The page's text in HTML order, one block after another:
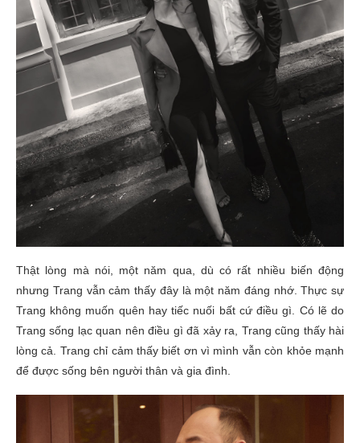
Thật lòng mà nói, một năm qua, dù có rất nhiều biến động
nhưng Trang vẫn cảm thấy đây là một năm đáng nhớ. Thực sự
Trang không muốn quên hay tiếc nuối bất cứ điều gì. Có lẽ do
Trang sống lạc quan nên điều gì đã xảy ra, Trang cũng thấy hài
lòng cả. Trang chỉ cảm thấy biết ơn vì mình vẫn còn khỏe mạnh
để được sống bên người thân và gia đình.